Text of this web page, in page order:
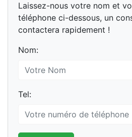
Laissez-nous votre nom et
téléphone ci-dessous, un
contactera rapidement !
Nom:
Tel: